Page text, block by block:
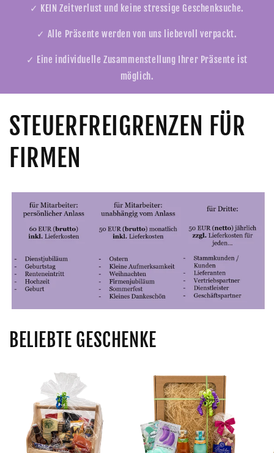
✓ KEIN Zeitverlust und keine stressige Geschenksuche.
✓ Alle Präsente werden von uns liebevoll verpackt.
✓ Eine individuelle Zusammenstellung Ihrer Präsente ist
möglich.
STEUERFREIGRENZEN FÜR
FIRMEN
BELIEBTE GESCHENKE